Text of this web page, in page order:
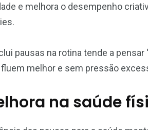
e melhora o desempenho
pausas na rotina tende a
melhor e sem pressão
na saúde